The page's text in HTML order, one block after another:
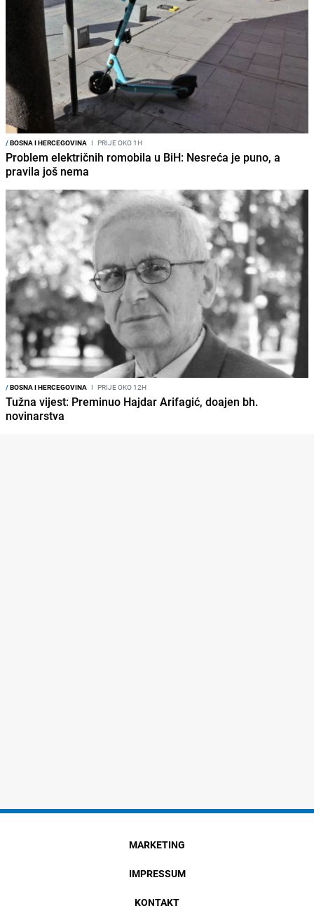
/BOSNA I HERCEGOVINA I PRIJE OKO 1H
Problem električnih romobila u BiH: Nesreća je puno, a
pravila još nema
/BOSNA I HERCEGOVINA I PRIJE OKO 12H
Tužna vijest: Preminuo Hajdar Arifagić, doajen bh.
novinarstva
MARKETING
IMPRESSUM
KONTAKT